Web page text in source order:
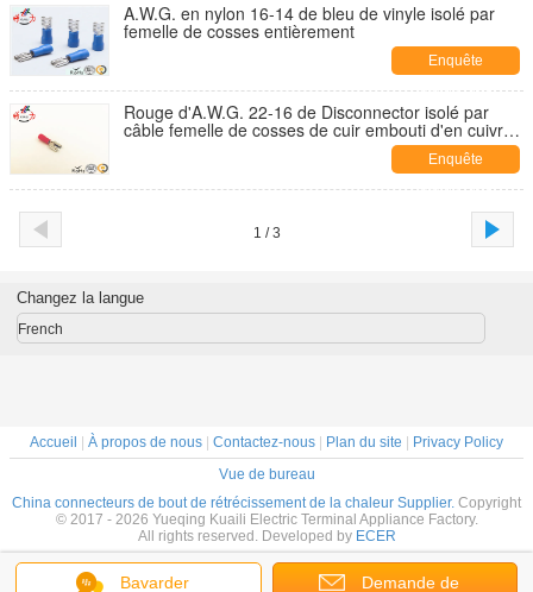
A.W.G. en nylon 16-14 de bleu de vinyle isolé par
femelle de cosses entièrement
Enquête
maintenant
Rouge d'A.W.G. 22-16 de Disconnector isolé par
câble femelle de cosses de cuir embouti d'en cuivre
Enquête
maintenant
1 / 3
Bavarder Demande de
Changez la langue
French
Accueil À propos de nous Contactez-nous Plan du site
Privacy Policy
Vue de bureau
China connecteurs de bout de rétrécissement de la chaleur Supplier. Copyright
© 2017 - 2026 Yueqing Kuaili Electric Terminal Appliance Factory.
All rights reserved. Developed by ECER